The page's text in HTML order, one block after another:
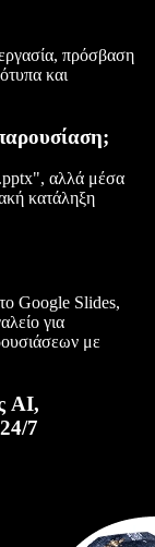
πρόσβαση
και
αλλά μέσα
κατάληξη
Google Slides,
για
με
AI,
7